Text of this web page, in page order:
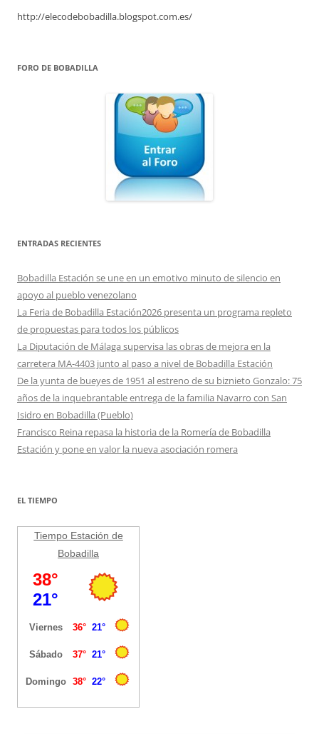
http://elecodebobadilla.blogspot.com.es/
FORO DE BOBADILLA
ENTRADAS RECIENTES
Bobadilla Estación se une en un emotivo minuto de silencio en
apoyo al pueblo venezolano
La Feria de Bobadilla Estación2026 presenta un programa repleto
de propuestas para todos los públicos
La Diputación de Málaga supervisa las obras de mejora en la
carretera MA-4403 junto al paso a nivel de Bobadilla Estación
De la yunta de bueyes de 1951 al estreno de su biznieto Gonzalo: 75
años de la inquebrantable entrega de la familia Navarro con San
Isidro en Bobadilla (Pueblo)
Francisco Reina repasa la historia de la Romería de Bobadilla
Estación y pone en valor la nueva asociación romera
EL TIEMPO
Tiempo Estación de
Bobadilla